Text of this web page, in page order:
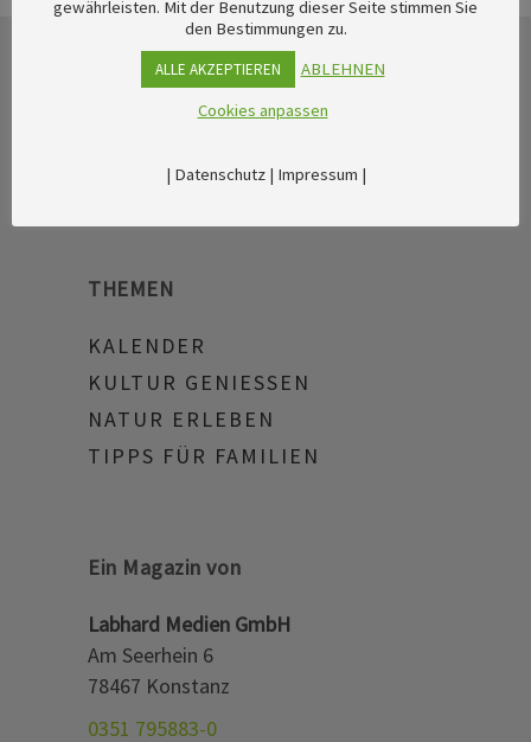
THEMEN
KALENDER
KULTUR GENIESSEN
NATUR ERLEBEN
TIPPS FÜR FAMILIEN
Ein Magazin von
Labhard Medien GmbH
Am Seerhein 6
78467 Konstanz
0351 795883-0
gewährleisten. Mit der Benutzung dieser Seite stimmen Sie
den Bestimmungen zu.
ALLE AKZEPTIEREN
ABLEHNEN
Cookies anpassen
| Datenschutz| Impressum |